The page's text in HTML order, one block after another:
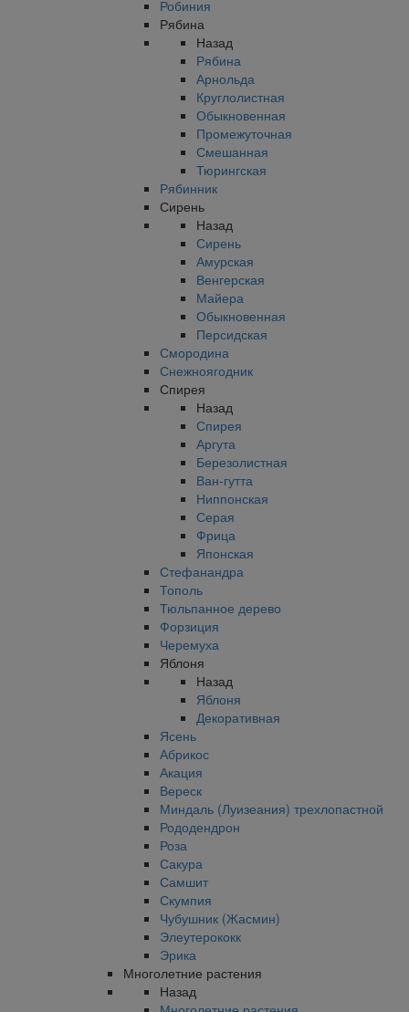
Робиния
Рябина
Назад
Рябина
Арнольда
Круглолистная
Обыкновенная
Промежуточная
Смешанная
Тюрингская
Рябинник
Сирень
Назад
Сирень
Амурская
Венгерская
Майера
Обыкновенная
Персидская
Смородина
Снежноягодник
Спирея
Назад
Спирея
Аргута
Березолистная
Ван-гутта
Ниппонская
Серая
Фрица
Японская
Стефанандра
Тополь
Тюльпанное дерево
Форзиция
Черемуха
Яблоня
Назад
Яблоня
Декоративная
Ясень
Абрикос
Акация
Вереск
Миндаль (Луизеания) трехлопастной
Рододендрон
Роза
Сакура
Самшит
Скумпия
Чубушник (Жасмин)
Элеутерококк
Эрика
Многолетние растения
Назад